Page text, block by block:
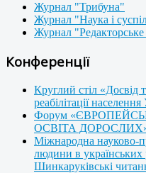
Журнал "Трибуна"
Журнал "Наука і
Журнал "Редакторське
Конференції
Круглий стіл «Досвід
реабілітації
Форум
ОСВІТА
Міжнародна науково-
людини в українських
Шинкаруківські